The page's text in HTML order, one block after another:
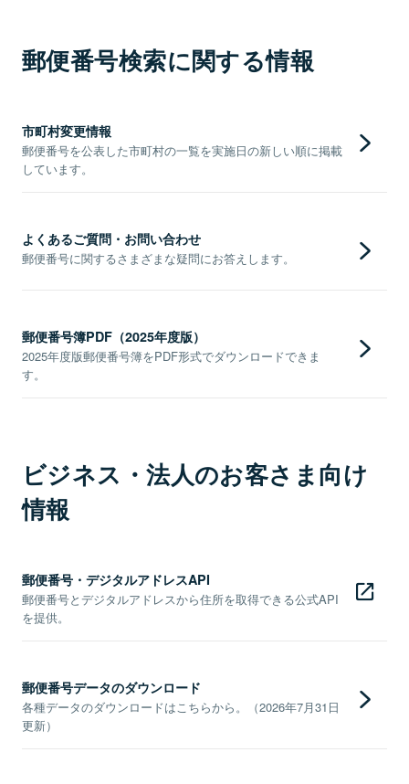
郵便番号検索に関する情報
市町村変更情報
郵便番号を公表した市町村の一覧を実施日の新しい順に掲載
しています。
よくあるご質問・お問い合わせ
郵便番号に関するさまざまな疑問にお答えします。
郵便番号簿PDF（2025年度版）
2025年度版郵便番号簿をPDF形式でダウンロードできま
す。
ビジネス・法人のお客さま向け
情報
郵便番号・デジタルアドレスAPI
郵便番号とデジタルアドレスから住所を取得できる公式API
を提供。
郵便番号データのダウンロード
各種データのダウンロードはこちらから。（2026年7月31日
更新）